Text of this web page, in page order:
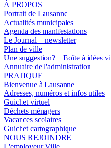
À PROPOS
Portrait de Lausanne
Actualités municipales
Agenda des manifestations
Le Journal + newsletter
Plan de ville
Une suggestion? – Boîte à idées
Annuaire de l'administration
PRATIQUE
Bienvenue à Lausanne
Adresses, numéros et infos utiles
Guichet virtuel
Déchets ménagers
Vacances scolaires
Guichet cartographique
NOUS REJOINDRE